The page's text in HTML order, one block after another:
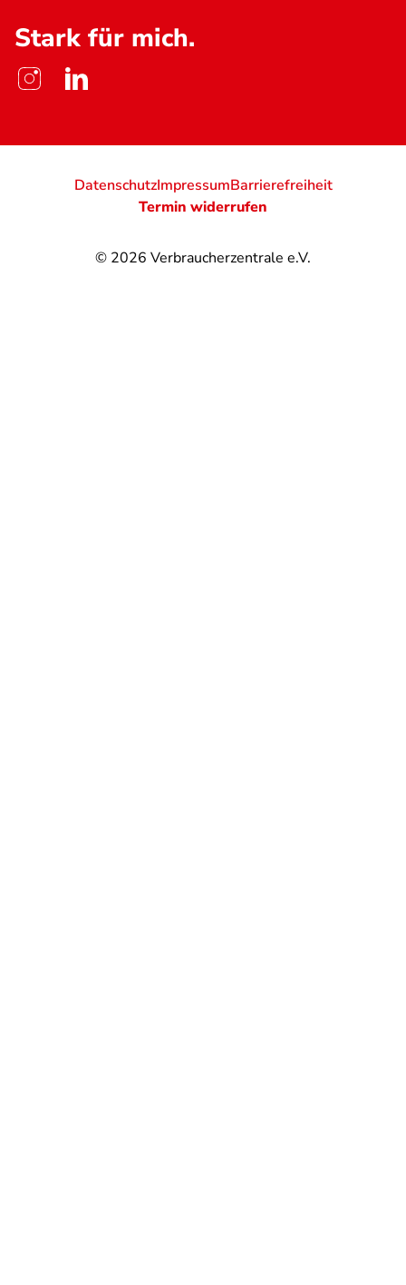
Stark für mich.
© 2026 Verbraucherzentrale e.V.
DatenschutzImpressumBarrierefreiheit
Termin widerrufen